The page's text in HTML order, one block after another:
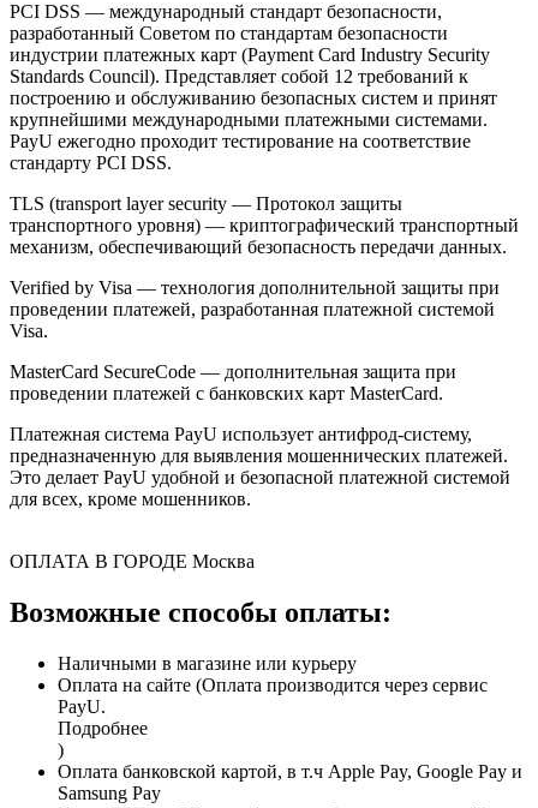
PCI DSS — международный стандарт безопасности,
разработанный Советом по стандартам безопасности
индустрии платежных карт (Payment Card Industry Security
Standards Council). Представляет собой 12 требований к
построению и обслуживанию безопасных систем и принят
крупнейшими международными платежными системами.
PayU ежегодно проходит тестирование на соответствие
стандарту PCI DSS.
TLS (transport layer security — Протокол защиты
транспортного уровня) — криптографический транспортный
механизм, обеспечивающий безопасность передачи данных.
Verified by Visa — технология дополнительной защиты при
проведении платежей, разработанная платежной системой
Visa.
MasterCard SecureCode — дополнительная защита при
проведении платежей с банковских карт MasterCard.
Платежная система PayU использует антифрод-систему,
предназначенную для выявления мошеннических платежей.
Это делает PayU удобной и безопасной платежной системой
для всех, кроме мошенников.
ОПЛАТА В ГОРОДЕ Москва
Возможные способы оплаты:
Наличными в магазине или курьеру
Оплата на сайте (Оплата производится через сервис
PayU.
Подробнее
)
Оплата банковской картой, в т.ч Apple Pay, Google Pay и
Samsung Pay